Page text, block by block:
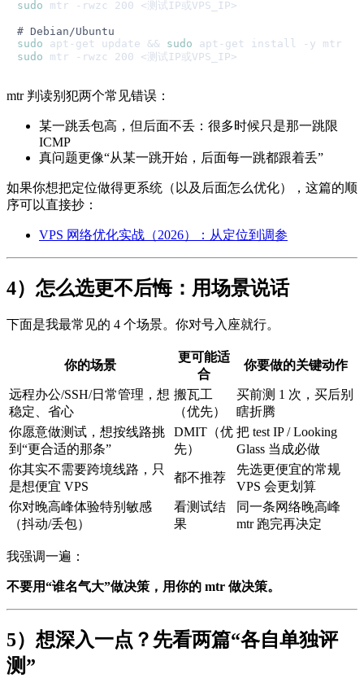
sudo mtr -rwzc 200 <测试IP或VPS_IP>
# Debian/Ubuntu
sudo apt-get update && sudo
sudo
mtr 判读别犯两个常见错误：
某一跳丢包高，但后面不丢：很多时候只是那一跳限
ICMP
真问题更像“从某一跳开始，后面每一跳都跟着丢”
如果你想把定位做得更系统（以及后面怎么优化），这篇的顺
序可以直接抄：
VPS 网络优化实战（2026）：从定位到调参
4）怎么选更不后悔：用场景说话
下面是我最常见的 4 个场景。你对号入座就行。
你的场景
更可能适
合
你要做的关键动作
远程办公/SSH/日常管理，想
稳定、省心
搬瓦工
（优先）
买前测 1 次，买后别
瞎折腾
你愿意做测试，想按线路挑
到“更合适的那条”
DMIT（优
先）
把 test IP / Looking
Glass 当成必做
你其实不需要跨境线路，只
是想便宜 VPS
都不推荐
先选更便宜的常规
VPS 会更划算
你对晚高峰体验特别敏感
（抖动/丢包）
看测试结
果
同一条网络晚高峰
mtr 跑完再决定
我强调一遍：
不要用“谁名气大”做决策，用你的 mtr 做决策。
5）想深入一点？先看两篇“各自单独评
测”